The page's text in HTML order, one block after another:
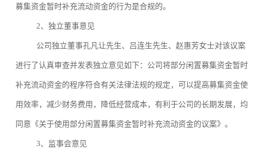
募集资金暂时补充流动资金的行为是合规的。
2、独立董事意见
公司独立董事孔凡让先生、吕连生先生、赵惠芳女士对该议案
进行了认真审查并发表独立意见如下：公司将部分闲置募集资金暂时
补充流动资金的程序符合有关法律法规的规定，可以提高募集资金使
用效率，减少财务费用，降低经营成本，有利于公司的长期发展，均
同意《关于使用部分闲置募集资金暂时补充流动资金的议案》。
3、监事会意见